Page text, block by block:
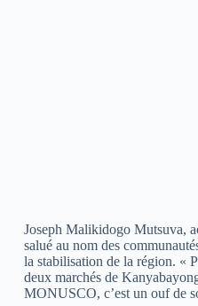
Joseph Malikidogo Mutsuva,
salué au nom des
la stabilisation de la région. «
deux marchés de
MONUSCO, c’est un ouf de